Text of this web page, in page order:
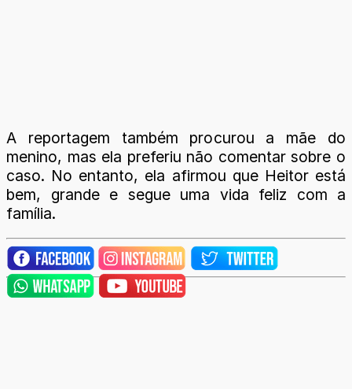
A reportagem também procurou a mãe do
menino, mas ela preferiu não comentar sobre o
caso. No entanto, ela afirmou que Heitor está
bem, grande e segue uma vida feliz com a
família.